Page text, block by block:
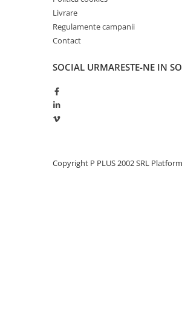
Redresoare, incarcatoare si testere
Redresoare auto, moto, barci si
UPS pentru centrale termice si
sisteme de urgenta - acumulator
UPS Calculatoare si Servere
UPS Trifazat
PDUs unitati de distributie a
energiei electrice
Livrare
Regulamente campanii
Contact
SOCIAL URMARESTE-NE IN
Copyright P PLUS 2002 SRL